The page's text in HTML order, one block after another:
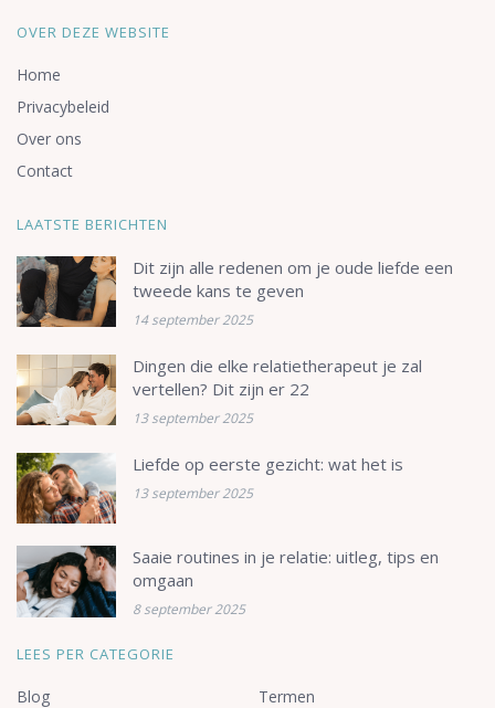
OVER DEZE WEBSITE
Home
Privacybeleid
Over ons
Contact
LAATSTE BERICHTEN
Dit zijn alle redenen om je oude liefde een
tweede kans te geven
14 september 2025
Dingen die elke relatietherapeut je zal
vertellen? Dit zijn er 22
13 september 2025
Liefde op eerste gezicht: wat het is
13 september 2025
Saaie routines in je relatie: uitleg, tips en
omgaan
8 september 2025
LEES PER CATEGORIE
Blog Termen